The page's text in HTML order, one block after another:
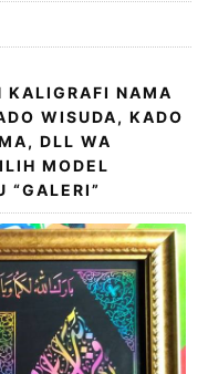
KALIGRAFI NAMA
WISUDA, KADO
DLL WA
MODEL
“GALERI”